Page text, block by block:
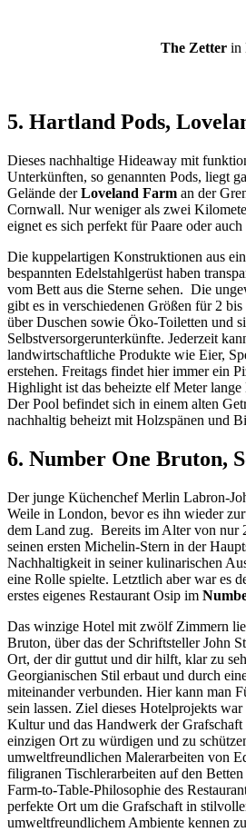
The Zetterin
5. Hartland Pods,
Dieses nachhaltige Hideaway mit
Unterkünften, so genannten Pods, liegt
Gelände derLoveland Farm an der
Cornwall. Nur weniger als zwei
eignet es sich perfekt für Paare oder
Die kuppelartigen Konstruktionen aus
bespannten Edelstahlgerüst haben
vom Bett aus die Sterne sehen. Die
gibt es in verschiedenen Größen für 2
über Duschen sowie Öko-Toiletten und
Selbstversorgerunterkünfte. Jederzeit
landwirtschaftliche Produkte wie Eier,
erstehen. Freitags findet hier immer ein
Highlight ist das beheizte elf Meter lange
Der Pool befindet sich in einem alten
nachhaltig beheizt mit Holzspänen und
6. Number One Bruton,
Der junge Küchenchef Merlin Labron-
Weile in London, bevor es ihn wieder
dem Land zug. Bereits im Alter von nur
seinen ersten Michelin-Stern in der
Nachhaltigkeit in seiner kulinarischen
eine Rolle spielte. Letztlich aber war es
erstes eigenes Restaurant Osip im
Das winzige Hotel mit zwölf Zimmern
Bruton, über das der Schriftsteller John
Ort, der dir guttut und dir hilft, klar zu
Georgianischen Stil erbaut und durch
miteinander verbunden. Hier kann man
sein lassen. Ziel dieses Hotelprojekts
Kultur und das Handwerk der Grafschaft
einzigen Ort zu würdigen und zu
umweltfreundlichen Malerarbeiten von
filigranen Tischlerarbeiten auf den
Farm-to-Table-Philosophie des
perfekte Ort um die Grafschaft in
umweltfreundlichem Ambiente kennen